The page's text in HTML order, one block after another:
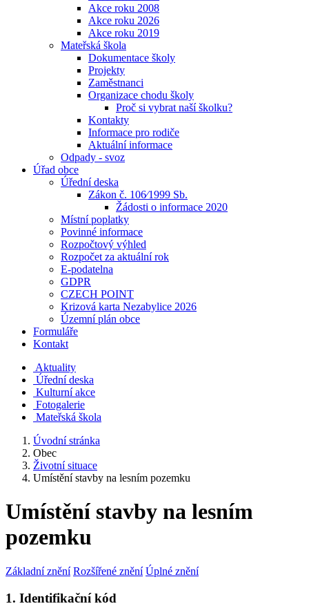
Akce roku 2008
Akce roku 2026
Akce roku 2019
Mateřská škola
Dokumentace školy
Projekty
Zaměstnanci
Organizace chodu školy
Proč si vybrat naší školku?
Kontakty
Informace pro rodiče
Aktuální informace
Odpady - svoz
Úřad obce
Úřední deska
Zákon č. 106⁄1999 Sb.
Žádosti o informace 2020
Místní poplatky
Povinné informace
Rozpočtový výhled
Rozpočet za aktuální rok
E-podatelna
GDPR
CZECH POINT
Krizová karta Nezabylice 2026
Územní plán obce
Formuláře
Kontakt
Aktuality
Úřední deska
Kulturní akce
Fotogalerie
Mateřská škola
Úvodní stránka
Obec
Životní situace
Umístění stavby na lesním pozemku
Umístění stavby na lesním
pozemku
Základní znění Rozšířené znění Úplné znění
1. Identifikační kód